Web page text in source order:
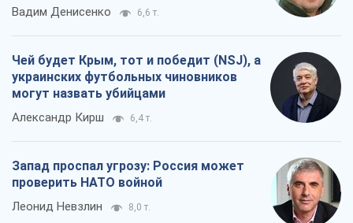
Вадим Денисенко 6,6 т.
Чей будет Крым, тот и победит (NSJ), а
украинских футбольных чиновников
могут назвать убийцами
Александр Кирш 6,4 т.
Запад проспал угрозу: Россия может
проверить НАТО войной
Леонид Невзлин 8,0 т.